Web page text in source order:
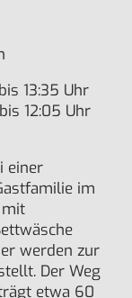
13:35 Uhr
12:05 Uhr
einer
im
werden zur
Der Weg
etwa 60